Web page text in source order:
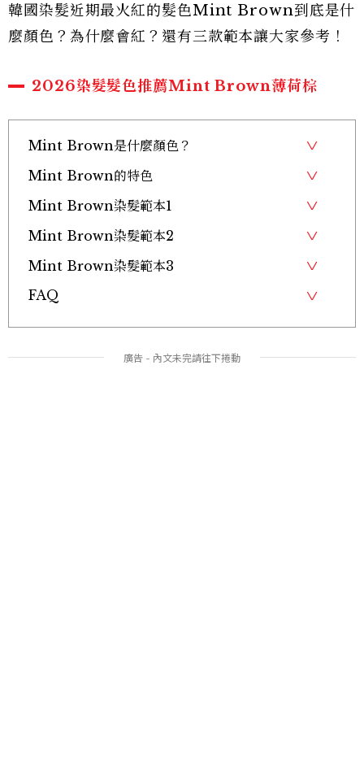
韓國染髮近期最火紅的髮色Mint Brown到底是什
麼顏色？為什麼會紅？還有三款範本讓大家參考！
2026染髮髮色推薦Mint Brown薄荷棕
Mint Brown是什麼顏色？
Mint Brown的特色
Mint Brown染髮範本1
Mint Brown染髮範本2
Mint Brown染髮範本3
FAQ